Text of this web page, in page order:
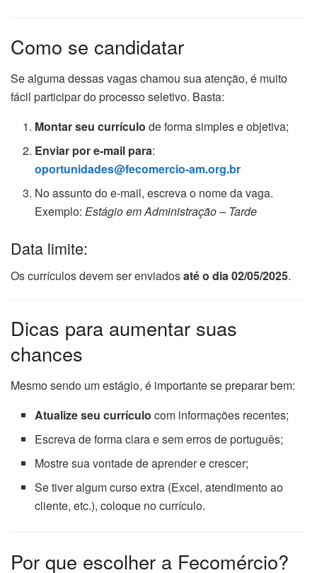
Como se candidatar
Se alguma dessas vagas chamou sua atenção, é muito
fácil participar do processo seletivo. Basta:
Montar seu currículo de forma simples e objetiva;
Enviar por e-mail para:
oportunidades@fecomercio-am.org.br
No assunto do e-mail, escreva o nome da vaga.
Exemplo:Estágio em Administração – Tarde
Data limite:
Os currículos devem ser enviadosaté o dia 02/05/2025.
Dicas para aumentar suas
chances
Mesmo sendo um estágio, é importante se preparar bem:
Atualize seu currículo com informações recentes;
Escreva de forma clara e sem erros de português;
Mostre sua vontade de aprender e crescer;
Se tiver algum curso extra (Excel, atendimento ao
cliente, etc.), coloque no currículo.
Por que escolher a Fecomércio?